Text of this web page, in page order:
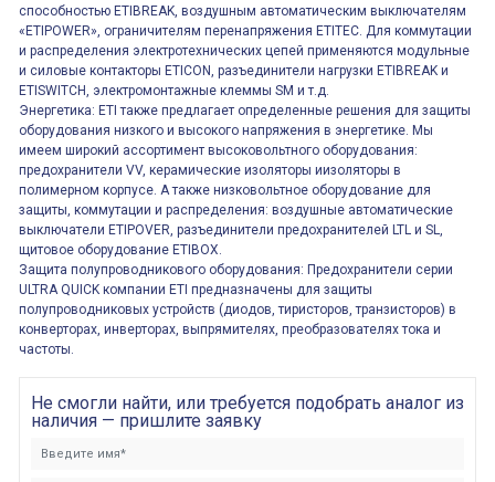
способностью ETIBREAK, воздушным автоматическим выключателям
«ETIPOWER», ограничителям перенапряжения ETITEC. Для коммутации
и распределения электротехнических цепей применяются модульные
и силовые контакторы ETICON, разъединители нагрузки ETIBREAK и
ETISWITCH, электромонтажные клеммы SM и т.д.
Энергетика: ETI также предлагает определенные решения для защиты
оборудования низкого и высокого напряжения в энергетике. Мы
имеем широкий ассортимент высоковольтного оборудования:
предохранители VV, керамические изоляторы иизоляторы в
полимерном корпусе. А также низковольтное оборудование для
защиты, коммутации и распределения: воздушные автоматические
выключатели ETIPOVER, разъединители предохранителей LTL и SL,
щитовое оборудование ETIBOX.
Защита полупроводникового оборудования: Предохранители серии
ULTRA QUICK компании ETI предназначены для защиты
полупроводниковых устройств (диодов, тиристоров, транзисторов) в
конверторах, инверторах, выпрямителях, преобразователях тока и
частоты.
Не смогли найти, или требуется подобрать аналог из
наличия — пришлите заявку